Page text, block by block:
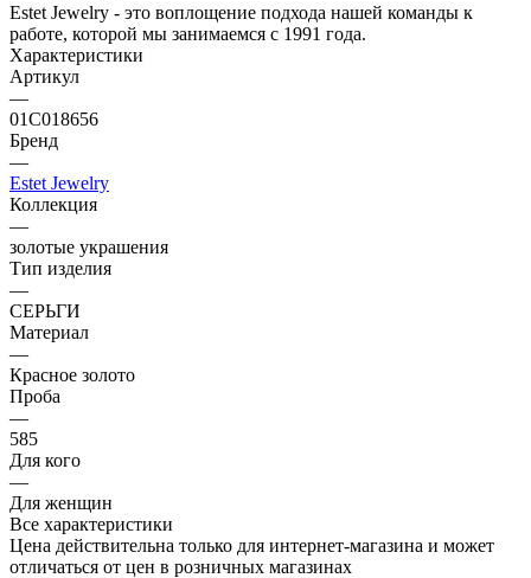
Estet Jewelry - это воплощение подхода нашей команды к
работе, которой мы занимаемся с 1991 года.
Характеристики
Артикул
—
01С018656
Бренд
—
Estet Jewelry
Коллекция
—
золотые украшения
Тип изделия
—
СЕРЬГИ
Материал
—
Красное золото
Проба
—
585
Для кого
—
Для женщин
Все характеристики
Цена действительна только для интернет-магазина и может
отличаться от цен в розничных магазинах